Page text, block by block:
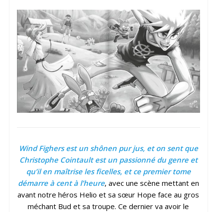
Wind Fighers est un shônen pur jus, et on sent que
Christophe Cointault est un passionné du genre et
qu’il en maîtrise les ficelles, et ce premier tome
démarre à cent à l’heure, avec une scène mettant en
avant notre héros Helio et sa sœur Hope face au gros
méchant Bud et sa troupe. Ce dernier va avoir le